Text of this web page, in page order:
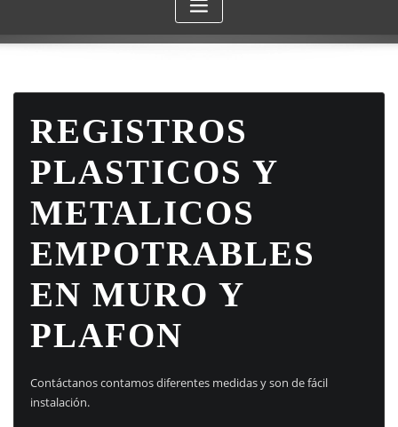
REGISTROS
PLASTICOS Y
METALICOS
EMPOTRABLES
EN MURO Y
PLAFON
Contáctanos contamos diferentes medidas y son de fácil
instalación.